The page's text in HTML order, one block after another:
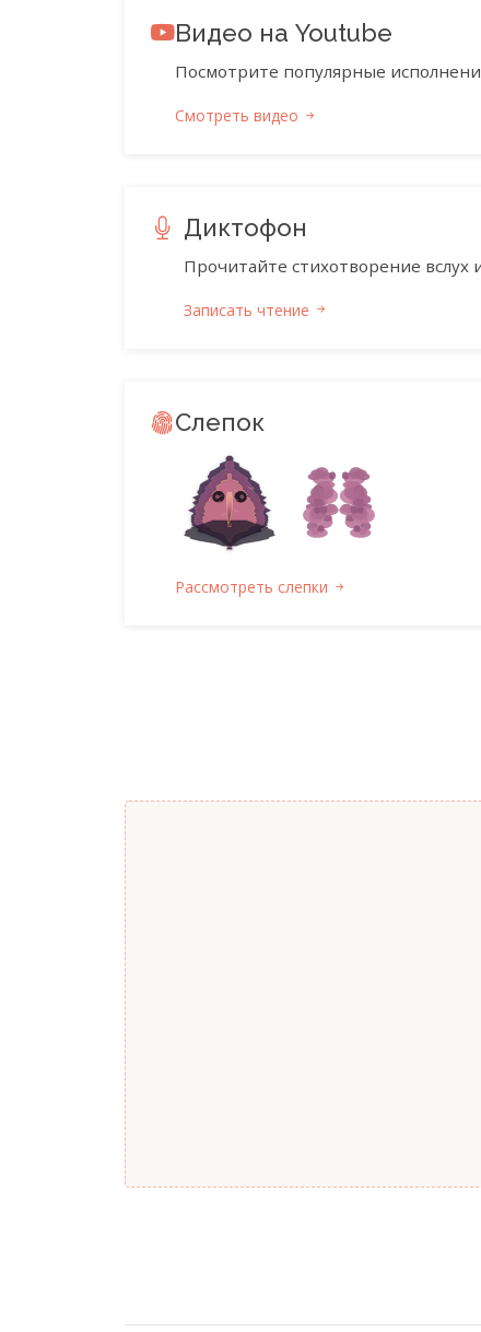
Видео на Youtube
Посмотрите популярные
Смотреть видео
Диктофон
Прочитайте стихотворение вслух
Записать чтение
Слепок
Рассмотреть слепки